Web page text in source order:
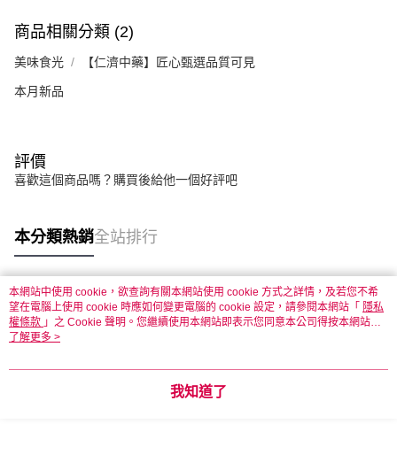
商品相關分類 (2)
美味食光 【仁濟中藥】匠心甄選品質可見
本月新品
評價
喜歡這個商品嗎？購買後給他一個好評吧
本分類熱銷全站排行
熱門標籤
本網站中使用 cookie，欲查詢有關本網站使用 cookie 方式之詳情，及若您不希
望在電腦上使用 cookie 時應如何變更電腦的 cookie 設定，請參閱本網站「 隱私
權條款 」之 Cookie 聲明。您繼續使用本網站即表示您同意本公司得按本網站使
用條款之 Cookie 聲明使用 cookie。
了解更多 >
我知道了